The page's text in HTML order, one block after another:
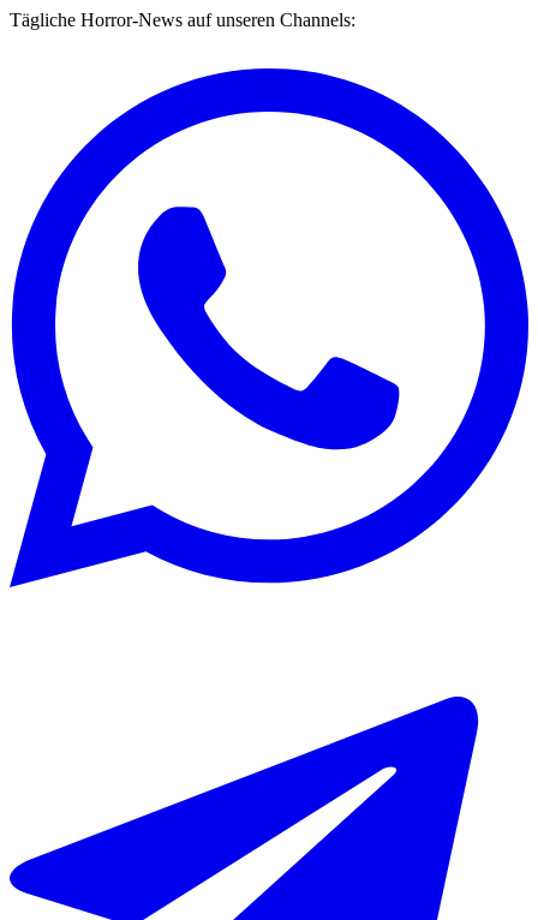
Tägliche Horror-News auf unseren Channels: